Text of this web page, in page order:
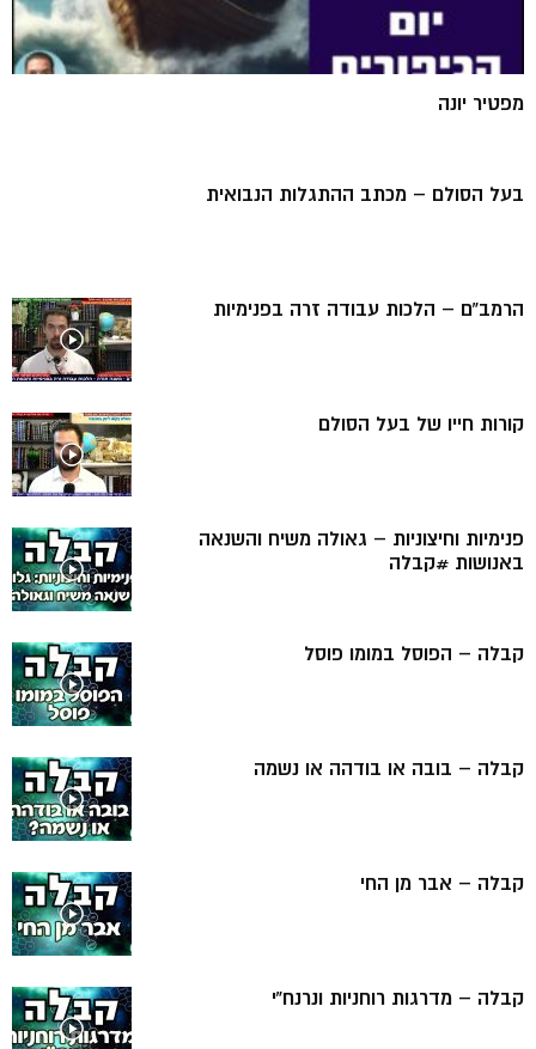
מפטיר יונה
בעל הסולם – מכתב ההתגלות הנבואית
הרמב”ם – הלכות עבודה זרה בפנימיות
קורות חייו של בעל הסולם
פנימיות וחיצוניות – גאולה משיח והשנאה
באנושות #קבלה
קבלה – הפוסל במומו פוסל
קבלה – בובה או בודהה או נשמה
קבלה – אבר מן החי
קבלה – מדרגות רוחניות ונרנח”י